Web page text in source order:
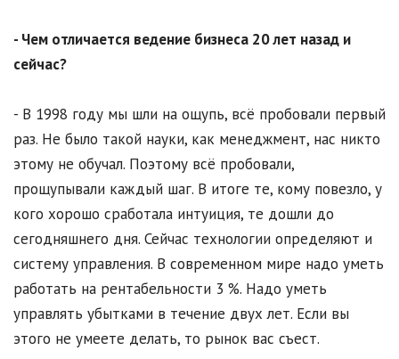
- Чем отличается ведение бизнеса 20 лет назад и
сейчас?
- В 1998 году мы шли на ощупь, всё пробовали первый
раз. Не было такой науки, как менеджмент, нас никто
этому не обучал. Поэтому всё пробовали,
прощупывали каждый шаг. В итоге те, кому повезло, у
кого хорошо сработала интуиция, те дошли до
сегодняшнего дня. Сейчас технологии определяют и
систему управления. В современном мире надо уметь
работать на рентабельности 3 %. Надо уметь
управлять убытками в течение двух лет. Если вы
этого не умеете делать, то рынок вас съест.